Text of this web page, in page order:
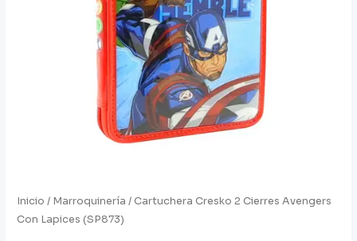
Inicio / Marroquinería / Cartuchera Cresko 2 Cierres Avengers
Con Lapices (SP873)